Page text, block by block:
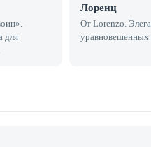
для
Лоренц
От Lorenzo.
уравновешенных